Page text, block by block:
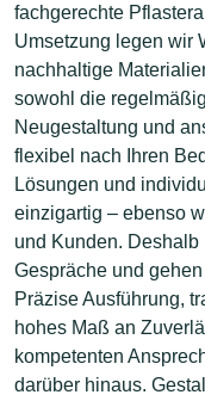
fachgerechte
Umsetzung legen wir
nachhaltige
sowohl die
Neugestaltung und
flexibel nach Ihren
Lösungen und
einzigartig – ebenso
und Kunden.
Gespräche und
Präzise Ausführung,
hohes Maß an
kompetenten
darüber hinaus.